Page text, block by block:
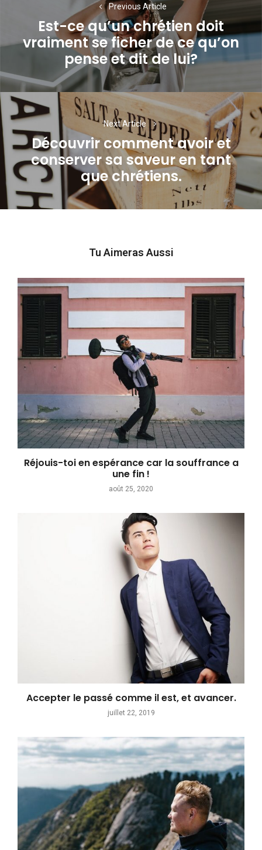
l’article
Previous Article
Previous
post:
Est-ce qu’un chrétien doit
vraiment se ficher de ce qu’on
pense et dit de lui?
Next Article
Next
post:
Découvrir comment avoir et
conserver sa saveur en tant
que chrétiens.
Tu Aimeras Aussi
Réjouis-toi en espérance car la souffrance a
une fin !
août 25, 2020
Accepter le passé comme il est, et avancer.
juillet 22, 2019